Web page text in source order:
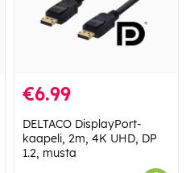
€6.99
DELTACO DisplayPort-
kaapeli, 2m, 4K UHD, DP
1.2, musta